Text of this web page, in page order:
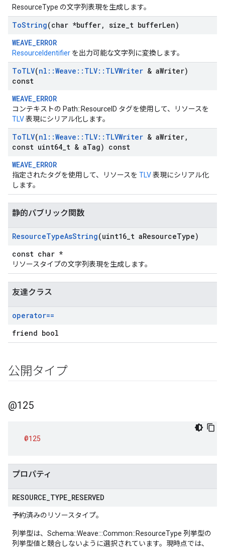
ResourceType の文字列表現を生成します。
ToString(char *buffer, size t bufferLen)
WEAVE_ERROR
ResourceIdentifier を出力可能な文字列に変換します。
ToTLV(nl ::Weave :: TLV:: TLVWriter & aWriter)
const
WEAVE_ERROR
コンテキストの Path::ResourceID タグを使用して、リソースを
TLV表現にシリアル化します。
ToTLV(nl ::Weave :: TLV:: TLVWriter & aWriter,
const uint64 t & aTag) const
WEAVE_ERROR
指定されたタグを使用して、リソースを TLV表現にシリアル化
します。
静的パブリック関数
ResourceTypeAsString(uint16 t aResourceType)
const char *
リソースタイプの文字列表現を生成します。
友達クラス
operator==
friend bool
公開タイプ
@125
@125
プロパティ
RESOURCE TYPE RESERVED
予約済みのリソースタイプ。
列挙型は、Schema::Weave:::Common::ResourceType 列挙型の
列挙型値と競合しないように選択されています。現時点では、